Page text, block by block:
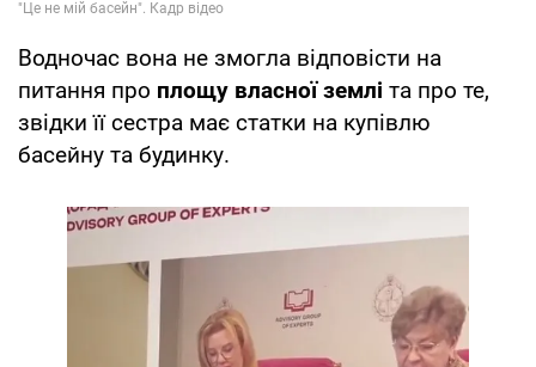
Водночас вона не змогла відповісти на
питання про площу власної землі та про те,
звідки її сестра має статки на купівлю
басейну та будинку.